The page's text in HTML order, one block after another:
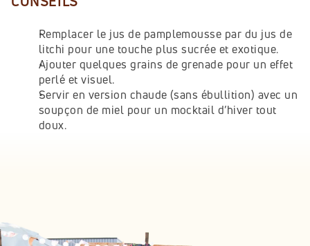
Remplacer le jus de pamplemousse par du jus de
litchi pour une touche plus sucrée et exotique.
Ajouter quelques grains de grenade pour un effet
perlé et visuel.
Servir en version chaude (sans ébullition) avec un
soupçon de miel pour un mocktail d’hiver tout
doux.